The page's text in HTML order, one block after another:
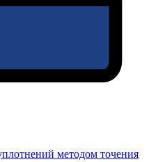
методом точения